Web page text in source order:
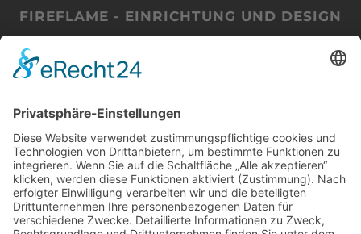
FIREFLAME - EINRICHTUNG UND DESIGN
D-70771 LEINFELDEN-ECHTERDINGEN